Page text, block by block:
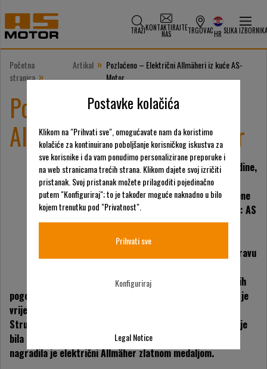
TRAŽIKONTAKTIRAJTE
NAS TRGOVAC HR SLIKA IZBORNIKA
Početna
stranica »
Artikal » Pozlaćeno – Električni Allmäheri iz kuće AS-
Motor
Pozlaćeno – Električni
Allmäheri iz kuće AS-Motor
Početkom lipnja ove godine,
AS-Motor predstavio je
prve električno pogonjene
kosilice za visoku travu: AS
E-Allmäher. Dosljedno i
uporno, razvojni tim
specijalista za visoku travu
alternativnih, električnih
pogona za svoj asortiman proizvoda Allmäher i znao je da je
vrijeme za profesionalne baterijske kosilice sada zrelo.
Stručna žirija natjecanja za novitete demoparka također je
bila uvjerena u nove profesionalne baterijske kosilice i
nagradila je električni Allmäher zlatnom medaljom.
Postavke kolačića
Klikom na "Prihvati sve", omogućavate nam da koristimo
kolačiće za kontinuirano poboljšanje korisničkog iskustva za
sve korisnike i da vam ponudimo personalizirane preporuke i
na web stranicama trećih strana. Klikom dajete svoj izričiti
pristanak. Svoj pristanak možete prilagoditi pojedinačno
putem "Konfiguriraj"; to je također moguće naknadno u bilo
kojem trenutku pod "Privatnost".
Prihvati sve
Konfiguriraj
Legal Notice